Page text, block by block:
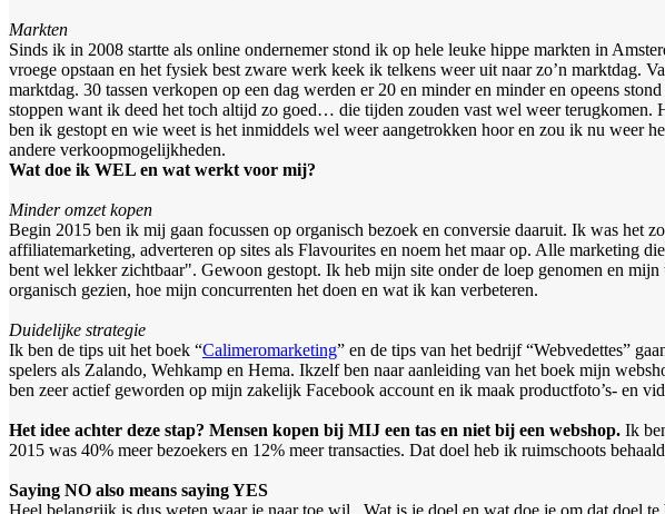
Markten
Sinds ik in 2008 startte als online ondernemer stond ik op hele leuke hippe markten in
vroege opstaan en het fysiek best zware werk keek ik telkens weer uit naar zo’n marktdag.
marktdag. 30 tassen verkopen op een dag werden er 20 en minder en minder en opeens
stoppen want ik deed het toch altijd zo goed… die tijden zouden vast wel weer
ben ik gestopt en wie weet is het inmiddels wel weer aangetrokken hoor en zou ik nu weer
andere verkoopmogelijkheden.
Wat doe ik WEL en wat werkt voor mij?
Minder omzet kopen
Begin 2015 ben ik mij gaan focussen op organisch bezoek en conversie daaruit. Ik was het
affiliatemarketing, adverteren op sites als Flavourites en noem het maar op. Alle marketing
bent wel lekker zichtbaar". Gewoon gestopt. Ik heb mijn site onder de loep genomen en
organisch gezien, hoe mijn concurrenten het doen en wat ik kan verbeteren.
Duidelijke strategie
Ik ben de tips uit het boek “Calimeromarketing” en de tips van het bedrijf “Webvedettes”
spelers als Zalando, Wehkamp en Hema. Ikzelf ben naar aanleiding van het boek mijn
ben zeer actief geworden op mijn zakelijk Facebook account en ik maak productfoto’s- en
Het idee achter deze stap? Mensen kopen bij MIJ een tas en niet bij een webshop. Ik
2015 was 40% meer bezoekers en 12% meer transacties. Dat doel heb ik ruimschoots
Saying NO also means saying YES
Heel belangrijk is dus weten waar je naar toe wil. Wat is je doel en wat doe je om dat doel